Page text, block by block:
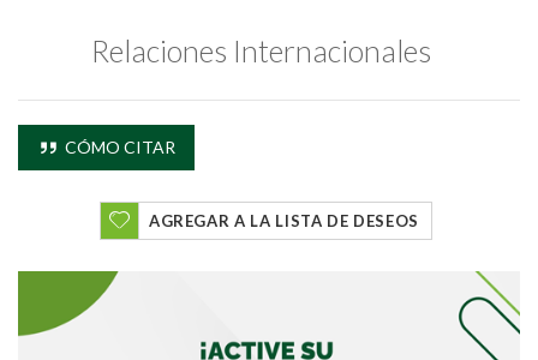
Relaciones Internacionales
CÓMO CITAR
AGREGAR A LA LISTA DE DESEOS